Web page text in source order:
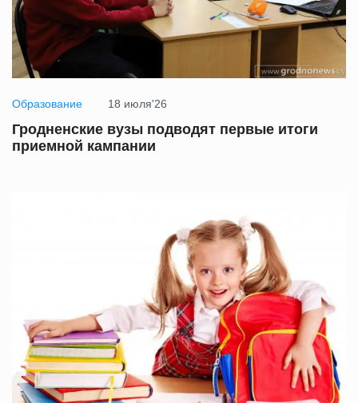
Образование 18 июля'26
Гродненские вузы подводят первые итоги
приемной кампании